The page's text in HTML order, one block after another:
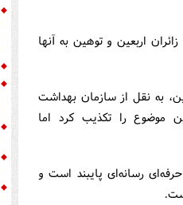
اربعین و توهین به آنها
به نقل از سازمان بهداشت
موضوع را تکذیب کرد اما
رسانه‌ای پایبند است و